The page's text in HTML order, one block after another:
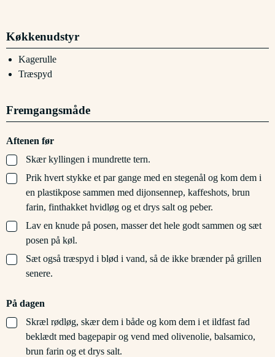
Køkkenudstyr
Kagerulle
Træspyd
Fremgangsmåde
Aftenen før
▢
Skær kyllingen i mundrette tern.
▢
Prik hvert stykke et par gange med en stegenål og kom dem i
en plastikpose sammen med dijonsennep, kaffeshots, brun
farin, finthakket hvidløg og et drys salt og peber.
▢
Lav en knude på posen, masser det hele godt sammen og sæt
posen på køl.
▢
Sæt også træspyd i blød i vand, så de ikke brænder på grillen
senere.
På dagen
▢
Skræl rødløg, skær dem i både og kom dem i et ildfast fad
beklædt med bagepapir og vend med olivenolie, balsamico,
brun farin og et drys salt.